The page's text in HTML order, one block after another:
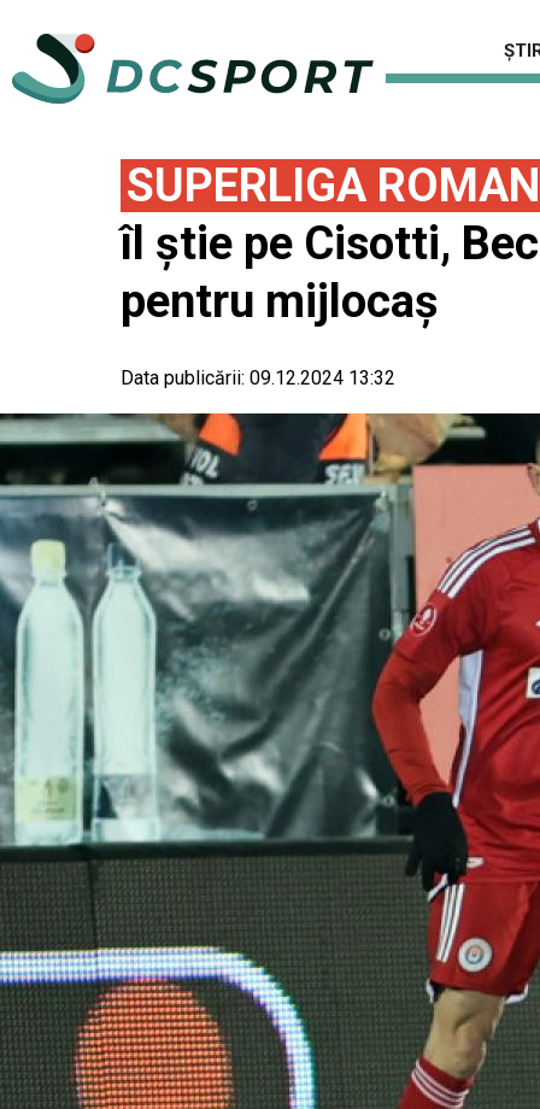
SUPERLIGA
îl ştie pe Cisotti,
pentru mijlocaş
Data publicării: 09.12.2024 13:32